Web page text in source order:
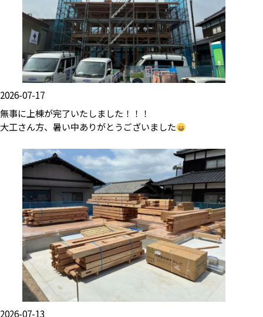
2026-07-17
無事に上棟が完了いたしました！！！
大工さん方、暑い中ありがとうございました
2026-07-13